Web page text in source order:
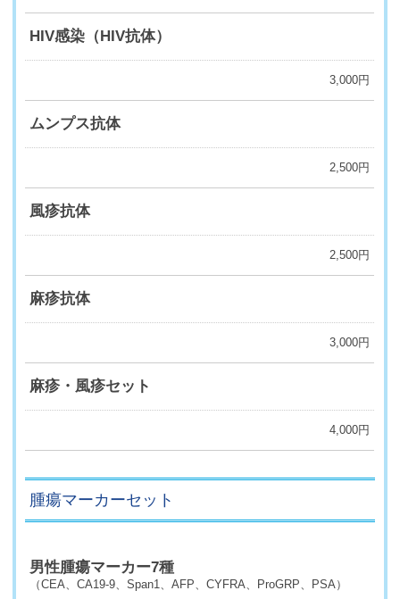
HIV感染（HIV抗体）
3,000円
ムンプス抗体
2,500円
風疹抗体
2,500円
麻疹抗体
3,000円
麻疹・風疹セット
4,000円
腫瘍マーカーセット
男性腫瘍マーカー7種
（CEA、CA19-9、Span1、AFP、CYFRA、ProGRP、PSA）